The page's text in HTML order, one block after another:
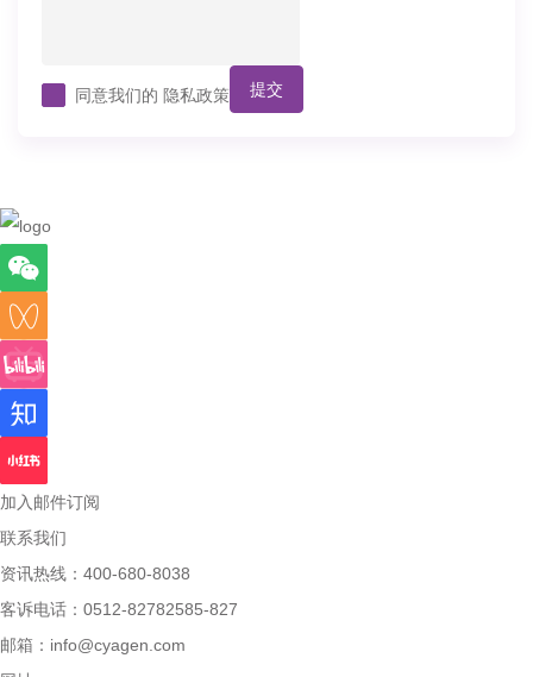
同意我们的 隐私政策 提交
加入邮件订阅
联系我们
资讯热线：400-680-8038
客诉电话：0512-82782585-827
邮箱： info@cyagen.com